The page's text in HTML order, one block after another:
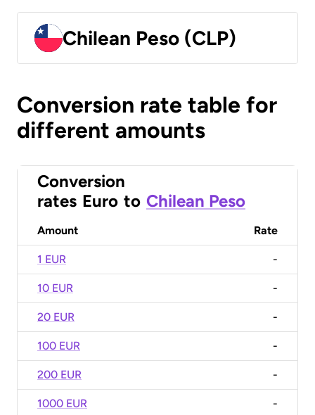
Chilean Peso (CLP)
Conversion rate table for
different amounts
Conversion
rates Euro to Chilean Peso
Amount Rate
1 EUR -
10 EUR -
20 EUR -
100 EUR -
200 EUR -
1000 EUR -